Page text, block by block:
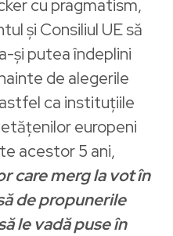
cu pragmatism,
și Consiliul UE să
și putea îndeplini
de alegerile
ca instituțiile
europeni
acestor 5 ani,
care merg la vot în
de propunerile
le vadă puse în